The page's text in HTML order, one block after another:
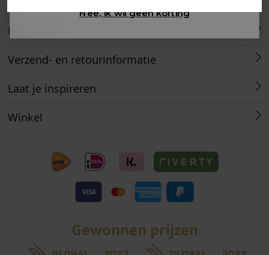
Retourneren
Verzend- en retourinformatie
Laat je inspireren
Winkel
Gewonnen prijzen
Nee, ik wil geen korting